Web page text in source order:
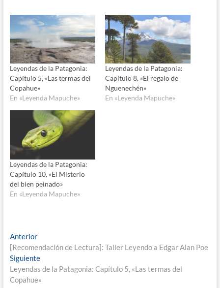
Leyendas de la Patagonia:
Capítulo 5, «Las termas del
Copahue»
En «Leyenda Mapuche»
Leyendas de la Patagonia:
Capítulo 8, «El regalo de
Nguenechén»
En «Leyenda Mapuche»
Leyendas de la Patagonia:
Capítulo 10, «El Misterio
del bien peinado»
En «Leyenda Mapuche»
Navegación
de
entradas
AnteriorEntrada
anterior:
[Recomendación de Lectura]: Taller Leyendo a Edgar Alan Poe
SiguienteEntrada
siguiente:
Leyendas de la Patagonia: Capítulo 5, «Las termas del
Copahue»